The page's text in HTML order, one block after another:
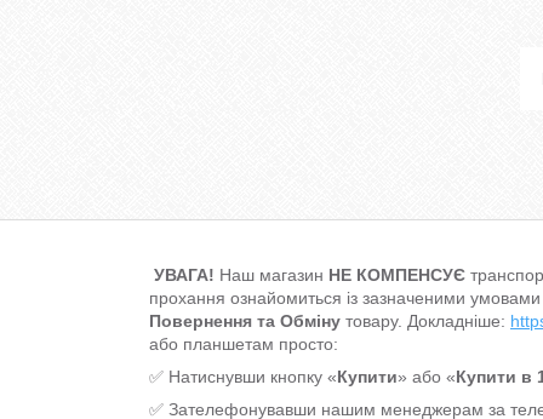
УВАГА! Наш магазин НЕ КОМПЕНСУЄ
прохання ознайомиться із зазначеними
Повернення та Обміну товару. Докладніше:
або планшетам просто:
✅ Натиснувши кнопку «Купити» або «Купити в
✅ Зателефонувавши нашим менеджерам за